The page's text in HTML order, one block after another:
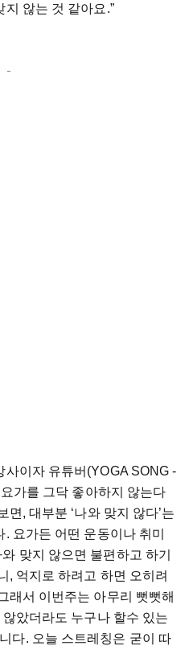
않는 것 같아요.”
이자 유튜버(YOGA SONG -
가를 그닥 좋아하지 않는다
, 대부분 ‘나와 맞지 않다’는
요가든 어떤 운동이나 취미
맞지 않으면 불편하고 하기
, 억지로 하려고 하면 오히려
래서 이번주는 아무리 뻣뻣해
았더라도 누구나 할수 있는
다. 오늘 스트레칭은 굳이 따